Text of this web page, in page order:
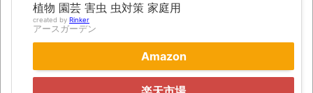
凡庸な悪
お前らの身体の悩み教えてくれ
「アメリカのヤンキーがアジア人にケンカ
を売った結果ｗｗｗ」 ほか
植物 園芸 害虫 虫対策 家庭用
created by Rinker
アースガーデン
Amazon